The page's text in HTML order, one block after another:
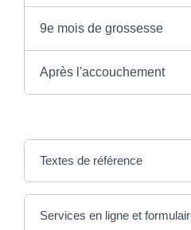
9e mois de grossesse
Après l'accouchement
Textes de référence
Services en ligne et